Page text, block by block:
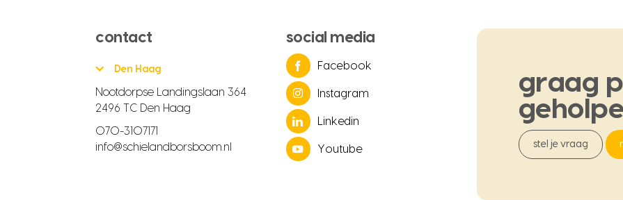
contact
Den Haag
Nootdorpse Landingslaan 364
2496 TC Den Haag
070-3107171
info@schielandborsboom.nl
social media
Facebook
Instagram
Linkedin
Youtube
graag
stel je vraag